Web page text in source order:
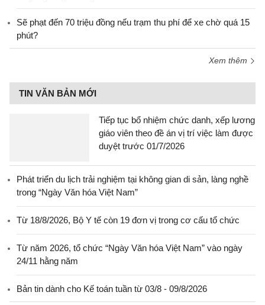
Sẽ phạt đến 70 triệu đồng nếu trạm thu phí để xe chờ quá 15
phút?
Xem thêm
TIN VĂN BẢN MỚI
Tiếp tục bổ nhiệm chức danh, xếp lương
giáo viên theo đề án vị trí việc làm được
duyệt trước 01/7/2026
Phát triển du lịch trải nghiệm tại không gian di sản, làng nghề
trong “Ngày Văn hóa Việt Nam”
Từ 18/8/2026, Bộ Y tế còn 19 đơn vị trong cơ cấu tổ chức
Từ năm 2026, tổ chức “Ngày Văn hóa Việt Nam” vào ngày
24/11 hằng năm
Bản tin dành cho Kế toán tuần từ 03/8 - 09/8/2026